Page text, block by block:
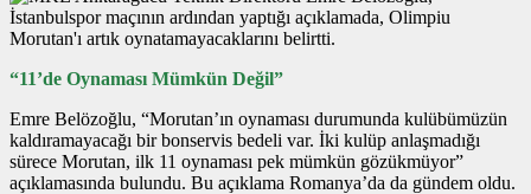
“11’de Oynaması Mümkün Değil”
Emre Belözoğlu, “Morutan’ın oynaması durumunda kulübümüzün
kaldıramayacağı bir bonservis bedeli var. İki kulüp anlaşmadığı
sürece Morutan, ilk 11 oynaması pek mümkün gözükmüyor”
açıklamasında bulundu. Bu açıklama Romanya’da da gündem oldu.